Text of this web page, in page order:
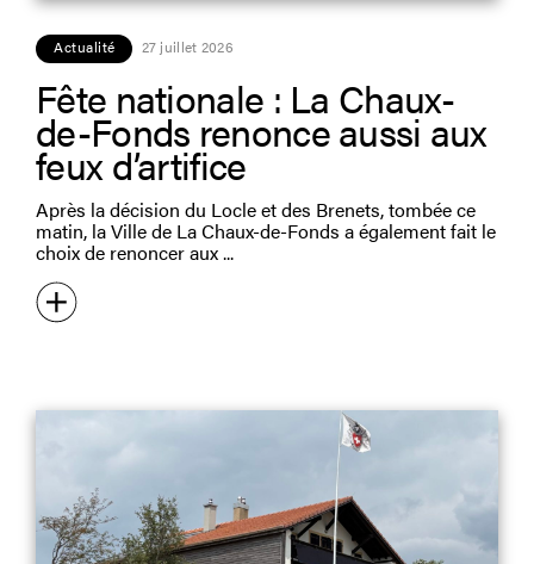
Actualité 27 juillet 2026
Fête nationale : La Chaux-
de-Fonds renonce aussi aux
feux d’artifice
Après la décision du Locle et des Brenets, tombée ce
matin, la Ville de La Chaux-de-Fonds a également fait le
choix de renoncer aux